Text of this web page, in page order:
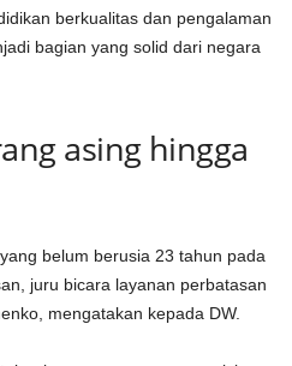
berkualitas dan pengalaman
bagian yang solid dari negara
asing hingga
belum berusia 23 tahun pada
juru bicara layanan perbatasan
mengatakan kepada DW.